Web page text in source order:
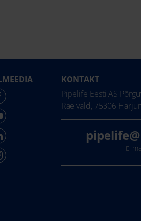
KONTAKT
Pipelife Eesti AS
Rae vald, 75306
E-